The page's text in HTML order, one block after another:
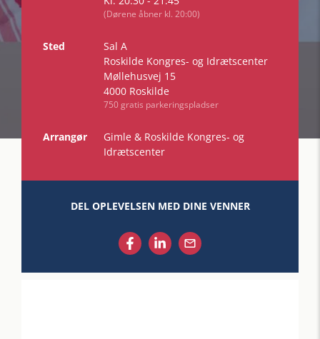
(Dørene åbner kl. 20:00)
Sted
Sal A
Roskilde Kongres- og Idrætscenter
Møllehusvej 15
4000 Roskilde
750 gratis parkeringspladser
Arrangør
Gimle & Roskilde Kongres- og
Idrætscenter
DEL OPLEVELSEN MED DINE VENNER